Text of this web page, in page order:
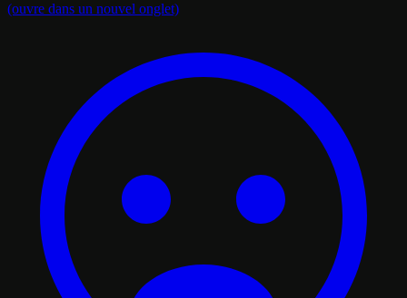
(ouvre dans un nouvel onglet)